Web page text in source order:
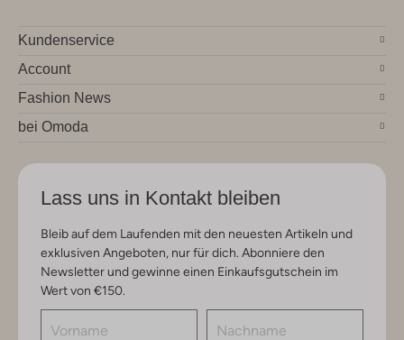
Kundenservice
Account
Fashion News
bei Omoda
Lass uns in Kontakt bleiben
Bleib auf dem Laufenden mit den neuesten Artikeln und
exklusiven Angeboten, nur für dich. Abonniere den
Newsletter und gewinne einen Einkaufsgutschein im
Wert von €150.